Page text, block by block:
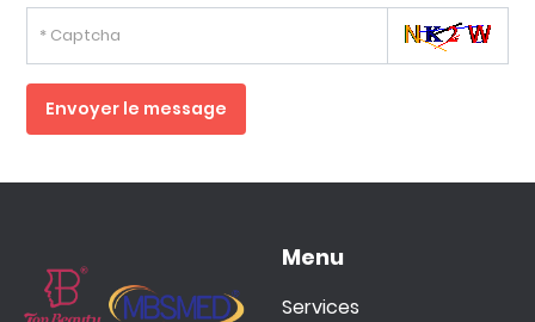
Envoyer le message
Menu
Services